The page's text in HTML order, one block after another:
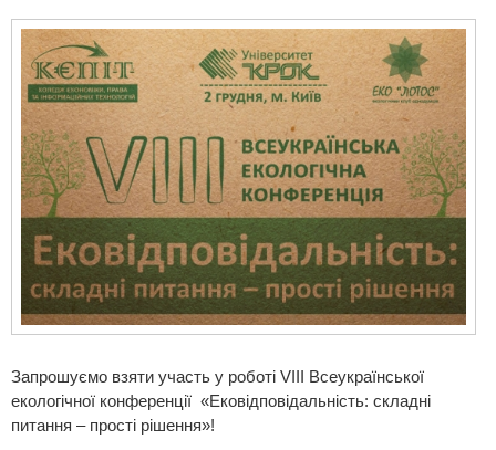
Запрошуємо взяти участь у роботі VІII Всеукраїнської
екологічної конференції «Ековідповідальність: складні
питання – прості рішення»!